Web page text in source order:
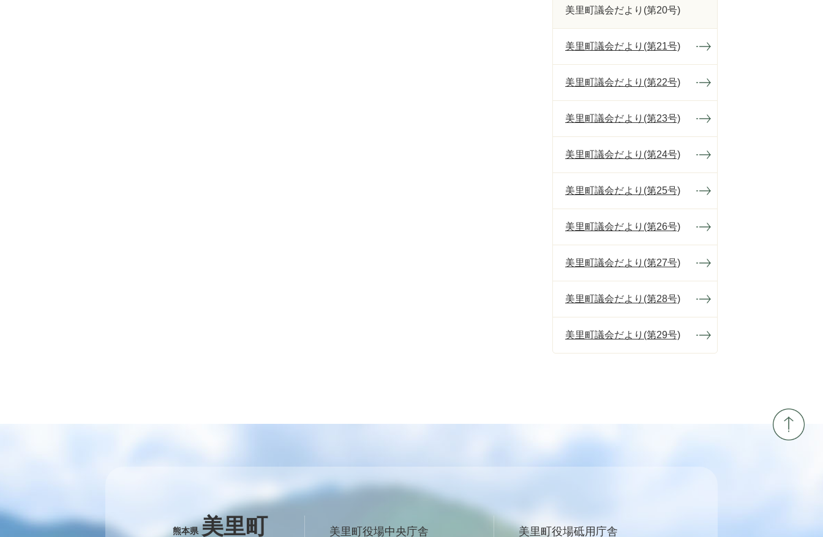
美里町議会だより(第20号)
美里町議会だより(第21号)
美里町議会だより(第22号)
美里町議会だより(第23号)
美里町議会だより(第24号)
美里町議会だより(第25号)
美里町議会だより(第26号)
美里町議会だより(第27号)
美里町議会だより(第28号)
美里町議会だより(第29号)
熊本県 美里町 美里町役場中央庁舎 美里町役場砥用庁舎